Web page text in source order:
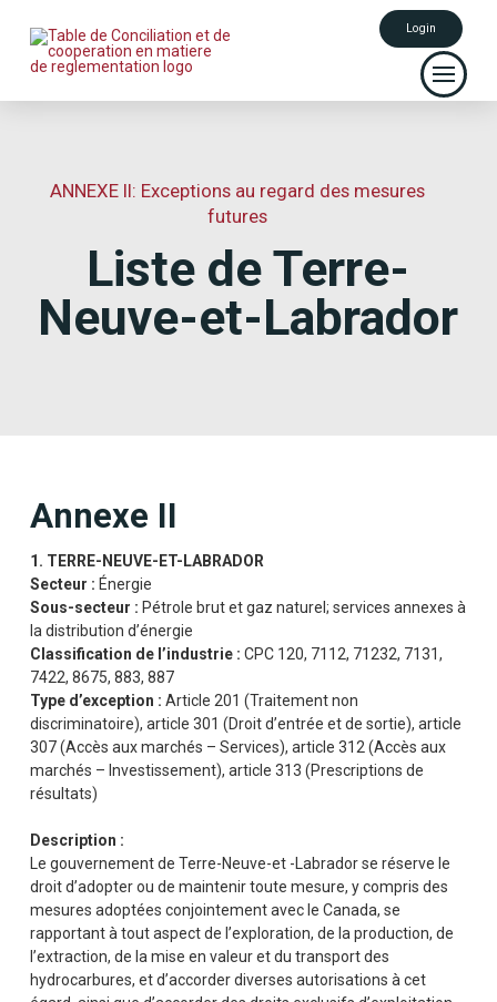
Login
ANNEXE II: Exceptions au regard des mesures
futures
Liste de Terre-
Neuve-et-Labrador
Annexe II
1. TERRE-NEUVE-ET-LABRADOR
Secteur : Énergie
Sous-secteur : Pétrole brut et gaz naturel; services annexes à
la distribution d’énergie
Classification de l’industrie : CPC 120, 7112, 71232, 7131,
7422, 8675, 883, 887
Type d’exception : Article 201 (Traitement non
discriminatoire), article 301 (Droit d’entrée et de sortie), article
307 (Accès aux marchés – Services), article 312 (Accès aux
marchés – Investissement), article 313 (Prescriptions de
résultats)
Description :
Le gouvernement de Terre-Neuve-et -Labrador se réserve le
droit d’adopter ou de maintenir toute mesure, y compris des
mesures adoptées conjointement avec le Canada, se
rapportant à tout aspect de l’exploration, de la production, de
l’extraction, de la mise en valeur et du transport des
hydrocarbures, et d’accorder diverses autorisations à cet